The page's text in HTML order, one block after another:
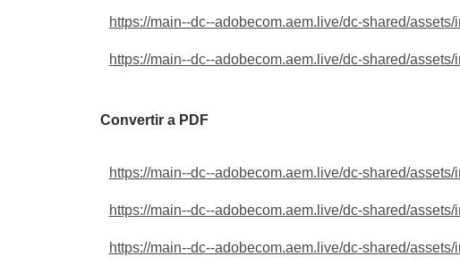
https://main--dc--adobecom.aem.live/dc-shared/
https://main--dc--adobecom.aem.live/dc-shared/
Convertir a PDF
https://main--dc--adobecom.aem.live/dc-shared/
https://main--dc--adobecom.aem.live/dc-shared/
https://main--dc--adobecom.aem.live/dc-shared/